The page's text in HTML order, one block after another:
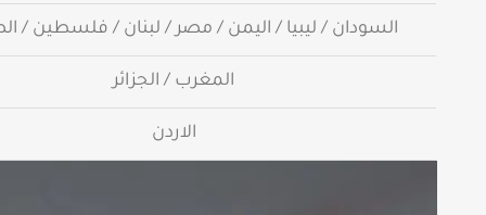
السودان / ليبيا / اليمن / مصر / لبنان / فلسطين /
المغرب / الجزائر
الاردن